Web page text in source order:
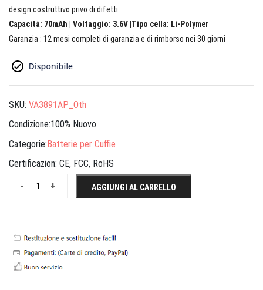
design costruttivo privo di difetti.
Capacità: 70mAh | Voltaggio: 3.6V |Tipo cella: Li-Polymer
Garanzia : 12 mesi completi di garanzia e di rimborso nei 30 giorni
SKU: VA3891AP_Oth
Condizione:100% Nuovo
Categorie:Batterie per Cuffie
Certificazion: CE, FCC, RoHS
+
- AGGIUNGI AL CARRELLO